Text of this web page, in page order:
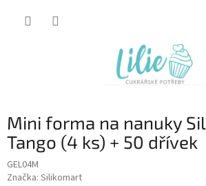
Mini forma na nanuky
Tango (4 ks) + 50 dřívek
GEL04M
Značka: Silikomart